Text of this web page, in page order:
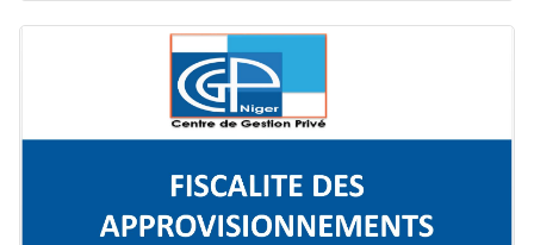
Image du cours FISCALITE DES APPROVISIONNEMENTS